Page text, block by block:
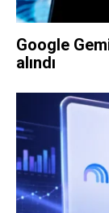
Google
alındı